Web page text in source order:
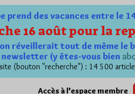
prend des vacances entre le
16 août pour la
réveillerait tout de même le
(y êtes-vous bien
(bouton "recherche") : 14 500
Accès à l’espace membre